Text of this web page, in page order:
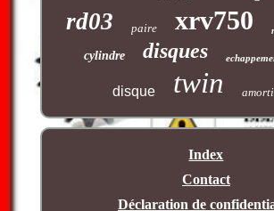
rd03 paire xrv750
cylindre
disques
disque twin
Index
Contact
Déclaration de